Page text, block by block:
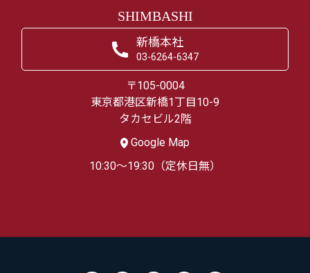
SHIMBASHI
新橋本社
03-6264-6347
〒105-0004
東京都港区新橋1丁目10-9
タカセビル2階
Google Map
10:30～19:30（定休日無）